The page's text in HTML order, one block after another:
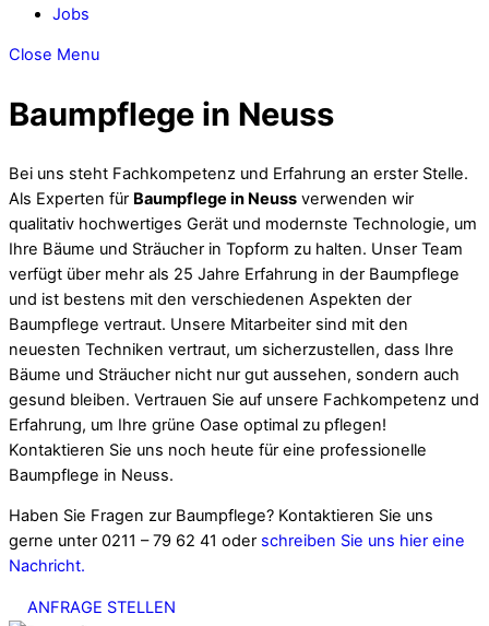
Jobs
Close Menu
Baumpflege in Neuss
Bei uns steht Fachkompetenz und Erfahrung an erster Stelle.
Als Experten für Baumpflege in Neuss verwenden wir
qualitativ hochwertiges Gerät und modernste Technologie, um
Ihre Bäume und Sträucher in Topform zu halten. Unser Team
verfügt über mehr als 25 Jahre Erfahrung in der Baumpflege
und ist bestens mit den verschiedenen Aspekten der
Baumpflege vertraut. Unsere Mitarbeiter sind mit den
neuesten Techniken vertraut, um sicherzustellen, dass Ihre
Bäume und Sträucher nicht nur gut aussehen, sondern auch
gesund bleiben. Vertrauen Sie auf unsere Fachkompetenz und
Erfahrung, um Ihre grüne Oase optimal zu pflegen!
Kontaktieren Sie uns noch heute für eine professionelle
Baumpflege in Neuss.
Haben Sie Fragen zur Baumpflege? Kontaktieren Sie uns
gerne unter 0211 – 79 62 41 oder schreiben Sie uns hier eine
Nachricht.
ANFRAGE STELLEN